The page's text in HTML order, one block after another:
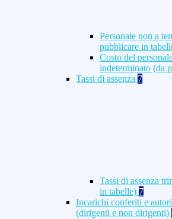
Personale non a
pubblicare in
Costo del
indeterminato (da
Tassi di assenza 7
Tassi di assenza
in tabelle) 7
Incarichi conferiti e
(dirigenti e non dirigenti)